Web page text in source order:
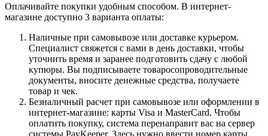
Оплачивайте покупки удобным способом. В интернет-
магазине доступно 3 варианта оплаты:
Наличные при самовывозе или доставке курьером.
Специалист свяжется с вами в день доставки, чтобы
уточнить время и заранее подготовить сдачу с любой
купюры. Вы подписываете товаросопроводительные
документы, вносите денежные средства, получаете
товар и чек.
Безналичный расчет при самовывозе или оформлении в
интернет-магазине: карты Visa и MasterCard. Чтобы
оплатить покупку, система перенаправит вас на сервер
системы PayKeeper. Здесь нужно ввести номер карты,